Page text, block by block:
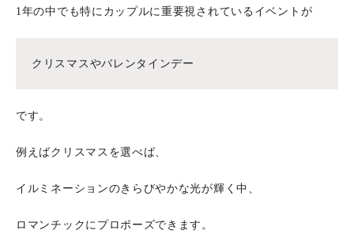
1年の中でも特にカップルに重要視されているイベントが
クリスマスやバレンタインデー
です。
例えばクリスマスを選べば、
イルミネーションのきらびやかな光が輝く中、
ロマンチックにプロポーズできます。